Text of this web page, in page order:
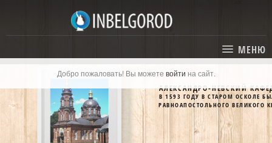
МЕНЮ
ГЛАВНАЯ
СТАТЬИ
КАТАЛОГ
Добро пожаловать! Вы можете войти на сайт.
АЛЕКСАНДРО-НЕВСКИЙ
В 1593 ГОДУ В СТАРОМ ОСКОЛЕ
РАВНОАПОСТОЛЬНОГО ВЕЛИКОГО